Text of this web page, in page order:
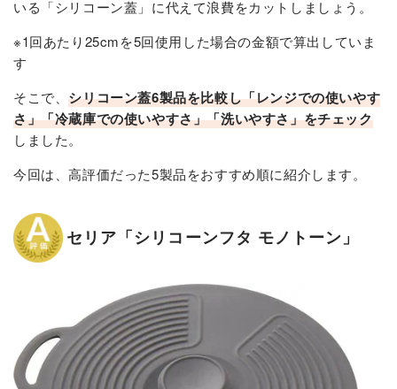
いる「シリコーン蓋」に代えて浪費をカットしましょう。
※1回あたり25cmを5回使用した場合の金額で算出していま
す
そこで、シリコーン蓋6製品を比較し「レンジでの使いやす
さ」「冷蔵庫での使いやすさ」「洗いやすさ」をチェック
しました。
今回は、高評価だった5製品をおすすめ順に紹介します。
セリア「シリコーンフタ モノトーン」